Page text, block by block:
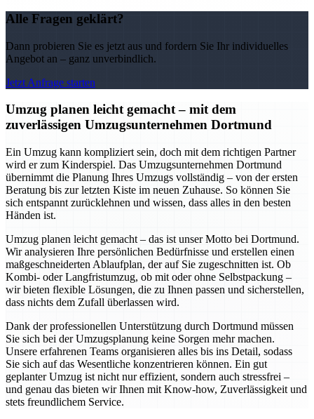
Alle Fragen geklärt?
Dann probieren Sie es jetzt aus und fordern Sie Ihr individuelles
Angebot an – ganz unverbindlich.
Jetzt Anfrage starten
Umzug planen leicht gemacht – mit dem
zuverlässigen Umzugsunternehmen Dortmund
Ein Umzug kann kompliziert sein, doch mit dem richtigen Partner
wird er zum Kinderspiel. Das Umzugsunternehmen Dortmund
übernimmt die Planung Ihres Umzugs vollständig – von der ersten
Beratung bis zur letzten Kiste im neuen Zuhause. So können Sie
sich entspannt zurücklehnen und wissen, dass alles in den besten
Händen ist.
Umzug planen leicht gemacht – das ist unser Motto bei Dortmund.
Wir analysieren Ihre persönlichen Bedürfnisse und erstellen einen
maßgeschneiderten Ablaufplan, der auf Sie zugeschnitten ist. Ob
Kombi- oder Langfristumzug, ob mit oder ohne Selbstpackung –
wir bieten flexible Lösungen, die zu Ihnen passen und sicherstellen,
dass nichts dem Zufall überlassen wird.
Dank der professionellen Unterstützung durch Dortmund müssen
Sie sich bei der Umzugsplanung keine Sorgen mehr machen.
Unsere erfahrenen Teams organisieren alles bis ins Detail, sodass
Sie sich auf das Wesentliche konzentrieren können. Ein gut
geplanter Umzug ist nicht nur effizient, sondern auch stressfrei –
und genau das bieten wir Ihnen mit Know-how, Zuverlässigkeit und
stets freundlichem Service.